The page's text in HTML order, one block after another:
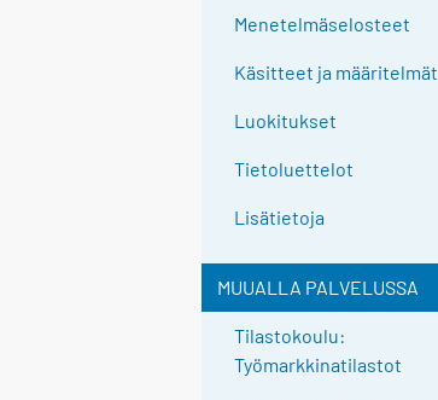
Menetelmäselosteet
Käsitteet ja määritelmät
Luokitukset
Tietoluettelot
Lisätietoja
MUUALLA PALVELUSSA
Tilastokoulu:
Työmarkkinatilastot